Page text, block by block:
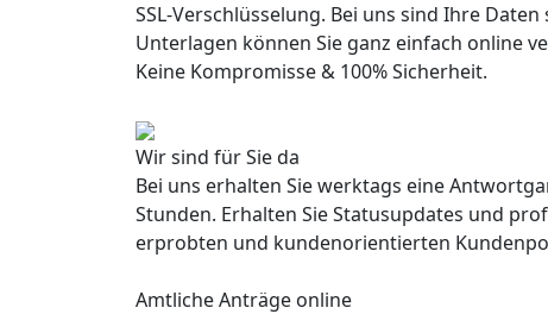
SSL-Verschlüsselung. Bei uns sind Ihre Daten
Unterlagen können Sie ganz einfach online
Keine Kompromisse & 100% Sicherheit.
Wir sind für Sie da
Bei uns erhalten Sie werktags eine
Stunden. Erhalten Sie Statusupdates und
erprobten und kundenorientierten
Amtliche Anträge online